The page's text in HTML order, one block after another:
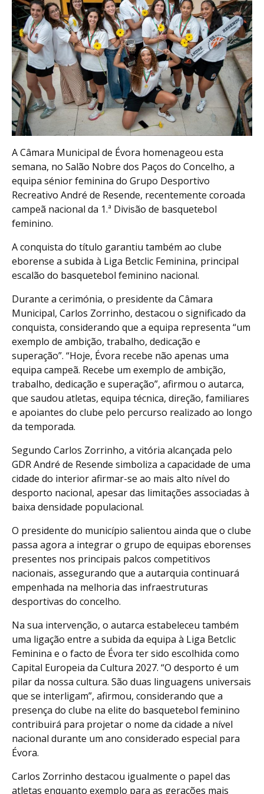
A Câmara Municipal de Évora homenageou esta
semana, no Salão Nobre dos Paços do Concelho, a
equipa sénior feminina do Grupo Desportivo
Recreativo André de Resende, recentemente coroada
campeã nacional da 1.ª Divisão de basquetebol
feminino.
A conquista do título garantiu também ao clube
eborense a subida à Liga Betclic Feminina, principal
escalão do basquetebol feminino nacional.
Durante a cerimónia, o presidente da Câmara
Municipal, Carlos Zorrinho, destacou o significado da
conquista, considerando que a equipa representa “um
exemplo de ambição, trabalho, dedicação e
superação”. “Hoje, Évora recebe não apenas uma
equipa campeã. Recebe um exemplo de ambição,
trabalho, dedicação e superação”, afirmou o autarca,
que saudou atletas, equipa técnica, direção, familiares
e apoiantes do clube pelo percurso realizado ao longo
da temporada.
Segundo Carlos Zorrinho, a vitória alcançada pelo
GDR André de Resende simboliza a capacidade de uma
cidade do interior afirmar-se ao mais alto nível do
desporto nacional, apesar das limitações associadas à
baixa densidade populacional.
O presidente do município salientou ainda que o clube
passa agora a integrar o grupo de equipas eborenses
presentes nos principais palcos competitivos
nacionais, assegurando que a autarquia continuará
empenhada na melhoria das infraestruturas
desportivas do concelho.
Na sua intervenção, o autarca estabeleceu também
uma ligação entre a subida da equipa à Liga Betclic
Feminina e o facto de Évora ter sido escolhida como
Capital Europeia da Cultura 2027. “O desporto é um
pilar da nossa cultura. São duas linguagens universais
que se interligam”, afirmou, considerando que a
presença do clube na elite do basquetebol feminino
contribuirá para projetar o nome da cidade a nível
nacional durante um ano considerado especial para
Évora.
Carlos Zorrinho destacou igualmente o papel das
atletas enquanto exemplo para as gerações mais